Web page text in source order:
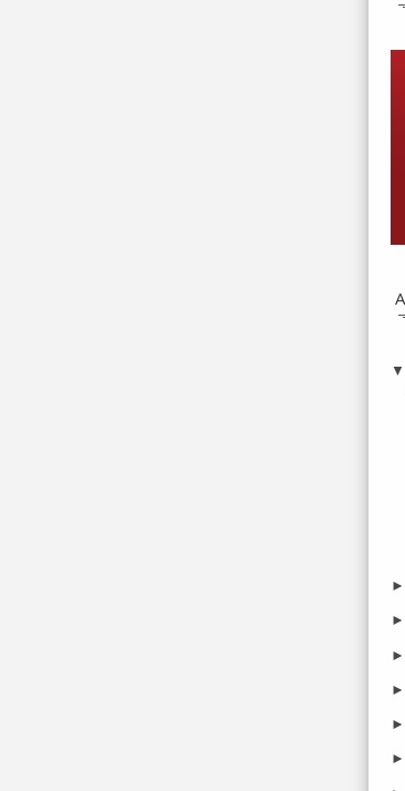
▼
►
►
►
►
►
►